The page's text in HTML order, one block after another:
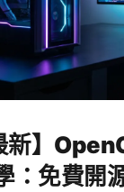
新】
：免費開